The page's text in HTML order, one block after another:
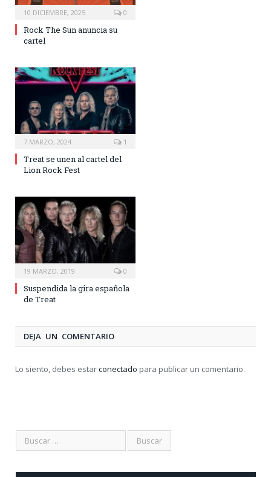
10 DICIEMBRE, 2025 0
Rock The Sun anuncia su
cartel
7 MARZO, 2024 1
Treat se unen al cartel del
Lion Rock Fest
19 MARZO, 2019 0
Suspendida la gira española
de Treat
DEJA UN COMENTARIO
Lo siento, debes estarconectado para publicar un comentario.